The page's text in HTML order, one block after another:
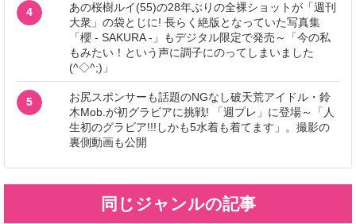
4
あの桜樹ルイ(55)の28年ぶりの全裸ショットが「週刊
大衆」の袋とじに! 長らく絶版となっていた写真集
「櫻 - SAKURA -」もデジタル限定で発売～「今の私
もみたい！という声に調子にのってしまいました
(^◇^;)」
5
お尻スポンサーも話題のNGなし破天荒アイドル・鈴
木Mob.が初グラビアに挑戦! 「週プレ」に登場～「人
生初のグラビア!!!しかも5水着も着てます」。撮影の
裏側動画も公開
同じジャンルの記事